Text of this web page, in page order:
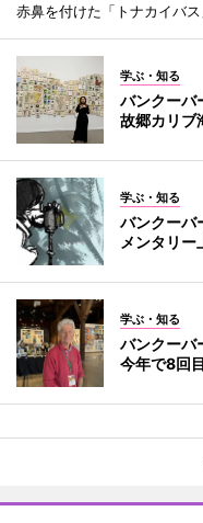
赤鼻を付けた「トナカイバ
学ぶ・知る
バンクーバ
故郷カリブ
学ぶ・知る
バンクーバ
メンタリー
学ぶ・知る
バンクーバ
今年で8回